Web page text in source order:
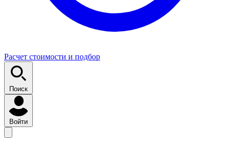
Расчет стоимости и подбор
Поиск
Войти